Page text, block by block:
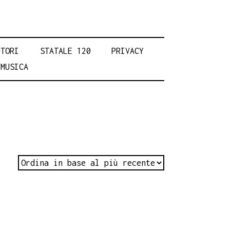
STATALE 120
PRIVACY
MUSICA